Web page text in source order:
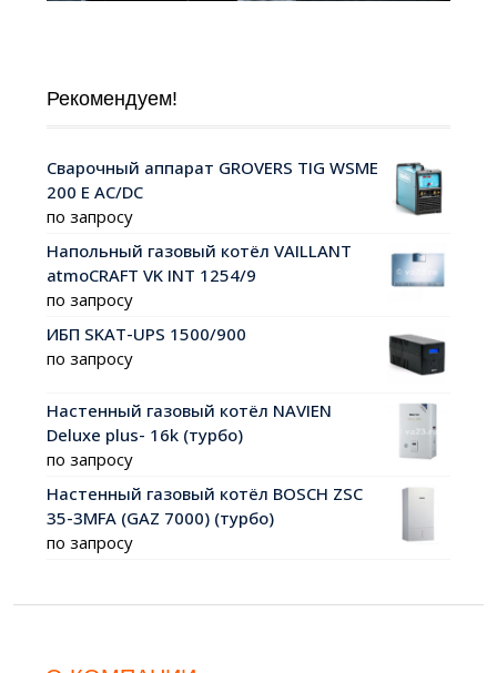
Рекомендуем!
Сварочный аппарат GROVERS TIG WSME
200 Е AC/DC
по запросу
Напольный газовый котёл VAILLANT
atmoCRAFT VK INT 1254/9
по запросу
ИБП SKAT-UPS 1500/900
по запросу
Настенный газовый котёл NAVIEN
Deluxe plus- 16k (турбо)
по запросу
Настенный газовый котёл BOSCH ZSC
35-3MFA (GAZ 7000) (турбо)
по запросу